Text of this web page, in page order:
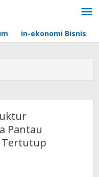
in-ekonomi Bisnis
Pantau
Tertutup